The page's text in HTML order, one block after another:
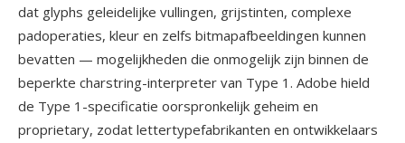
dat glyphs geleidelijke vullingen, grijstinten, complexe
padoperaties, kleur en zelfs bitmapafbeeldingen kunnen
bevatten — mogelijkheden die onmogelijk zijn binnen de
beperkte charstring-interpreter van Type 1. Adobe hield
de Type 1-specificatie oorspronkelijk geheim en
proprietary, zodat lettertypefabrikanten en ontwikkelaars